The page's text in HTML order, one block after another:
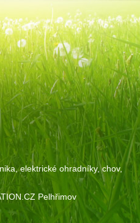
elektrické ohradníky, chov,
Pelhřimov